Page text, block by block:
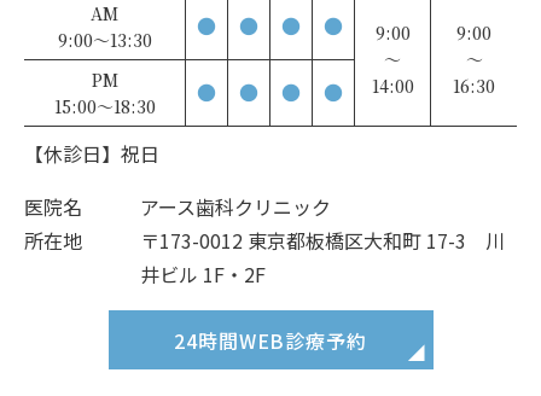
AM
9:00～13:30
● ● ● ●
9:00
～
14:00
9:00
～
16:30
PM
15:00～18:30
● ● ● ●
【休診日】祝日
医院名
アース歯科クリニック
所在地
〒173-0012 東京都板橋区大和町 17-3 川
井ビル 1F・2F
24時間WEB診療予約